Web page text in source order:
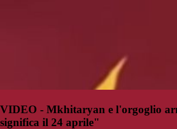
VIDEO - Mkhitaryan e l'orgoglio
significa il 24 aprile"